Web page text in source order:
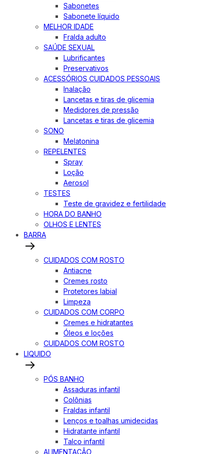
Sabonetes
Sabonete líquido
MELHOR IDADE
Fralda adulto
SAÚDE SEXUAL
Lubrificantes
Preservativos
ACESSÓRIOS CUIDADOS PESSOAIS
Inalação
Lancetas e tiras de glicemia
Medidores de pressão
Lancetas e tiras de glicemia
SONO
Melatonina
REPELENTES
Spray
Loção
Aerosol
TESTES
Teste de gravidez e fertilidade
HORA DO BANHO
OLHOS E LENTES
BARRA
CUIDADOS COM ROSTO
Antiacne
Cremes rosto
Protetores labial
Limpeza
CUIDADOS COM CORPO
Cremes e hidratantes
Óleos e loções
CUIDADOS COM ROSTO
LIQUIDO
PÓS BANHO
Assaduras infantil
Colônias
Fraldas infantil
Lenços e toalhas umidecidas
Hidratante infantil
Talco infantil
ALIMENTAÇÃO